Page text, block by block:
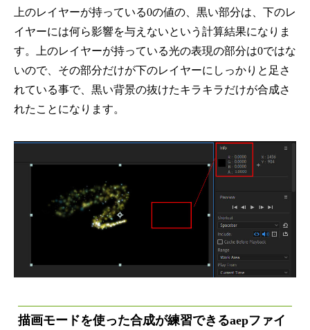
上のレイヤーが持っている0の値の、黒い部分は、下のレ
イヤーには何ら影響を与えないという計算結果になりま
す。上のレイヤーが持っている光の表現の部分は0ではな
いので、その部分だけが下のレイヤーにしっかりと足さ
れている事で、黒い背景の抜けたキラキラだけが合成さ
れたことになります。
描画モードを使った合成が練習できるaepファイ